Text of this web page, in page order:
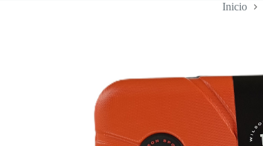
Inicio